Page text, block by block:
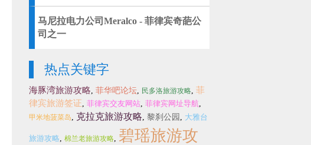
马尼拉电力公司Meralco - 菲律宾奇葩公
司之一
热点关键字
海豚湾旅游攻略, 菲华吧论坛, 民多洛旅游攻略, 菲
律宾旅游签证, 菲律宾交友网站, 菲律宾网址导航,
甲米地菠菜岛, 克拉克旅游攻略, 黎刹公园 , 大雅台
旅游攻略, 棉兰老旅游攻略, 碧瑶旅游攻